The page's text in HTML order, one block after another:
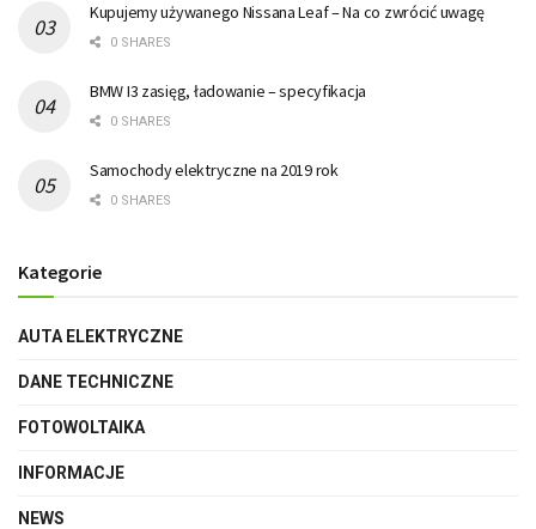
Kupujemy używanego Nissana Leaf – Na co zwrócić uwagę
0 SHARES
BMW I3 zasięg, ładowanie – specyfikacja
0 SHARES
Samochody elektryczne na 2019 rok
0 SHARES
Kategorie
AUTA ELEKTRYCZNE
DANE TECHNICZNE
FOTOWOLTAIKA
INFORMACJE
NEWS